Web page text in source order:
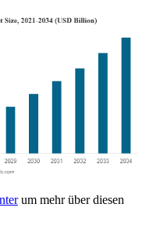
um mehr über diesen